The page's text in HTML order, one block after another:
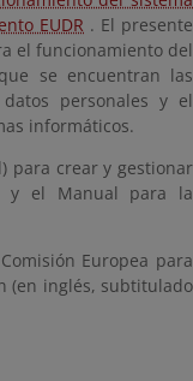
EUDR . El presente
el funcionamiento del
se encuentran las
personales y el
informáticos.
para crear y gestionar
y el Manual para la
Europea para
(en inglés, subtitulado